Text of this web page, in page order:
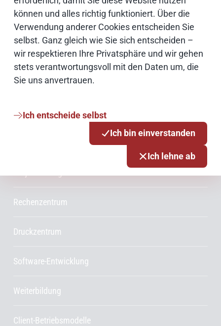
können und alles richtig funktioniert. Über die
Verwendung anderer Cookies entscheiden Sie
selbst. Ganz gleich wie Sie sich entscheiden –
wir respektieren Ihre Privatsphäre und wir gehen
stets verantwortungsvoll mit den Daten um, die
Sie uns anvertrauen.
Ich entscheide selbst
Ich bin einverstanden
Ich lehne ab
Cloud
Netze
Services & Produkte
Consulting
Innovationsmanagement
Rechenzentrum
Druckzentrum
Software-Entwicklung
Weiterbildung
Client-Betriebsmodelle